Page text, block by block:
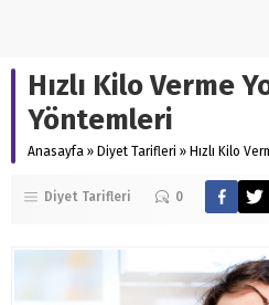
Hızlı Kilo Verme
Yöntemleri
Anasayfa » Diyet Tarifleri » Hızlı Kilo
Diyet Tarifleri 0